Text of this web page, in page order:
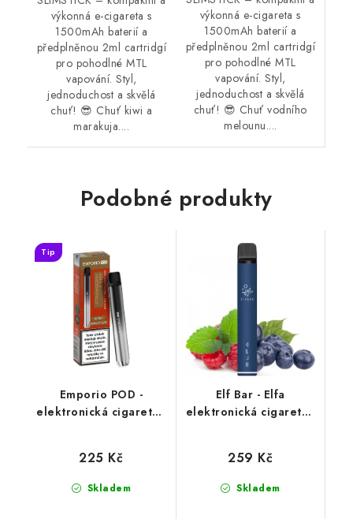
výkonná e-cigareta s
1500mAh baterií a
předplněnou 2ml cartridgí
pro pohodlné MTL
vapování. Styl,
jednoduchost a skvělá
chuť! 😎 Chuť kiwi a
marakuja....
výkonná e-cigareta s
1500mAh baterií a
předplněnou 2ml cartridgí
pro pohodlné MTL
vapování. Styl,
jednoduchost a skvělá
chuť! 😎 Chuť vodního
melounu....
Podobné produkty
Emporio POD -
elektronická cigareta -
Tip
Skladem
225 Kč
Elf Bar - Elfa
elektronická cigareta -
borůvka a malina)
20mg
Skladem
259 Kč